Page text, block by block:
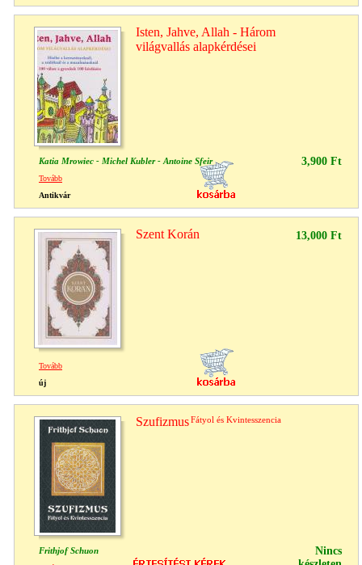
Isten, Jahve, Allah - Három
világvallás alapkérdései
Katia Mrowiec - Michel Kubler - Antoine Sfeir 3,900 Ft
Tovább
Antikvár
Szent Korán 13,000 Ft
Tovább
új
SzufizmusFátyol és Kvintesszencia
Frithjof Schuon
Nincs